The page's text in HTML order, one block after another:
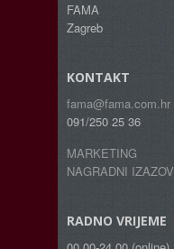
FAMA
Zagreb
KONTAKT
fama@fama.com.hr
091/250 25 36
MARKETING
NAGRADNI IZAZOV
RADNO VRIJEME